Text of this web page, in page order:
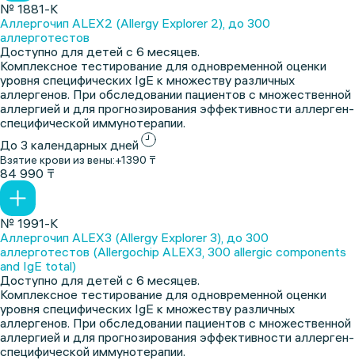
№ 1881-К
Аллергочип ALEX2 (Allergy Explorer 2), до 300
аллерготестов
Доступно для детей с 6 месяцев.
Комплексное тестирование для одновременной оценки
уровня специфических IgE к множеству различных
аллергенов. При обследовании пациентов с множественной
аллергией и для прогнозирования эффективности аллерген-
специфической иммунотерапии.
До 3 календарных дней
Взятие крови из вены:+1390 ₸
84 990 ₸
№ 1991-К
Аллергочип ALEX3 (Allergy Explorer 3), до 300
аллерготестов (Allergochip ALEX3, 300 allergic components
and IgE total)
Доступно для детей с 6 месяцев.
Комплексное тестирование для одновременной оценки
уровня специфических IgE к множеству различных
аллергенов. При обследовании пациентов с множественной
аллергией и для прогнозирования эффективности аллерген-
специфической иммунотерапии.